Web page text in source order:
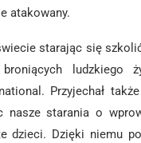
atakowany.
starając się
ludzkiego
Przyjechał
nasze starania o
dzieci. Dzięki niemu